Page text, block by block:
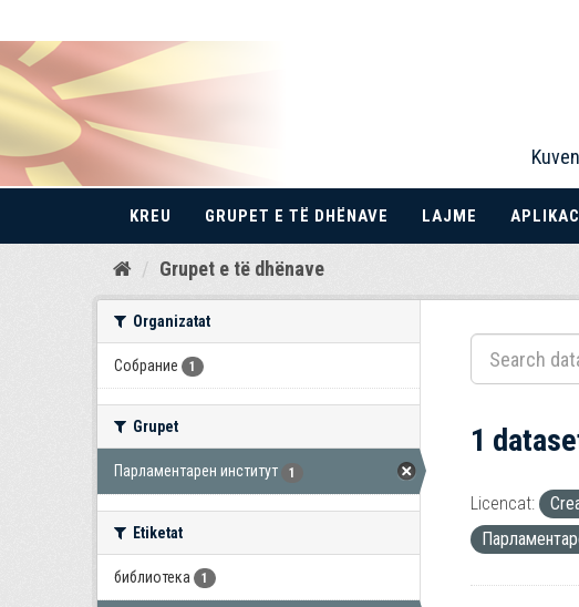
Kalo
KREU GRUPET E TË DHËNAVE LAJME
Grupet e të dhënave
Organizatat
Собрание 1
Grupet
Парламентарен институт 1
Etiketat
библиотека 1
1
Licencat: